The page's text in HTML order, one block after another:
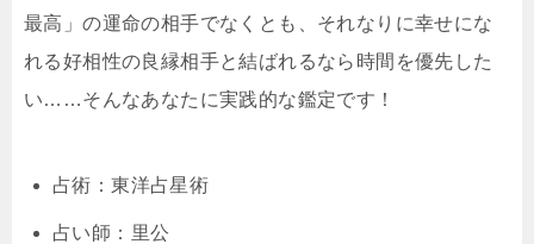
最高」の運命の相手でなくとも、それなりに幸せにな
れる好相性の良縁相手と結ばれるなら時間を優先した
い……そんなあなたに実践的な鑑定です！
占術：東洋占星術
占い師：里公